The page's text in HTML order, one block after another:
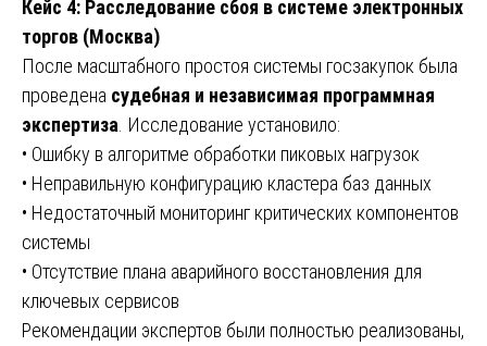
Кейс 4: Расследование сбоя в системе электронных
торгов (Москва)
После масштабного простоя системы госзакупок была
проведена судебная и независимая программная
экспертиза . Исследование установило:
• Ошибку в алгоритме обработки пиковых нагрузок
• Неправильную конфигурацию кластера баз данных
• Недостаточный мониторинг критических компонентов
системы
• Отсутствие плана аварийного восстановления для
ключевых сервисов
Рекомендации экспертов были полностью реализованы,